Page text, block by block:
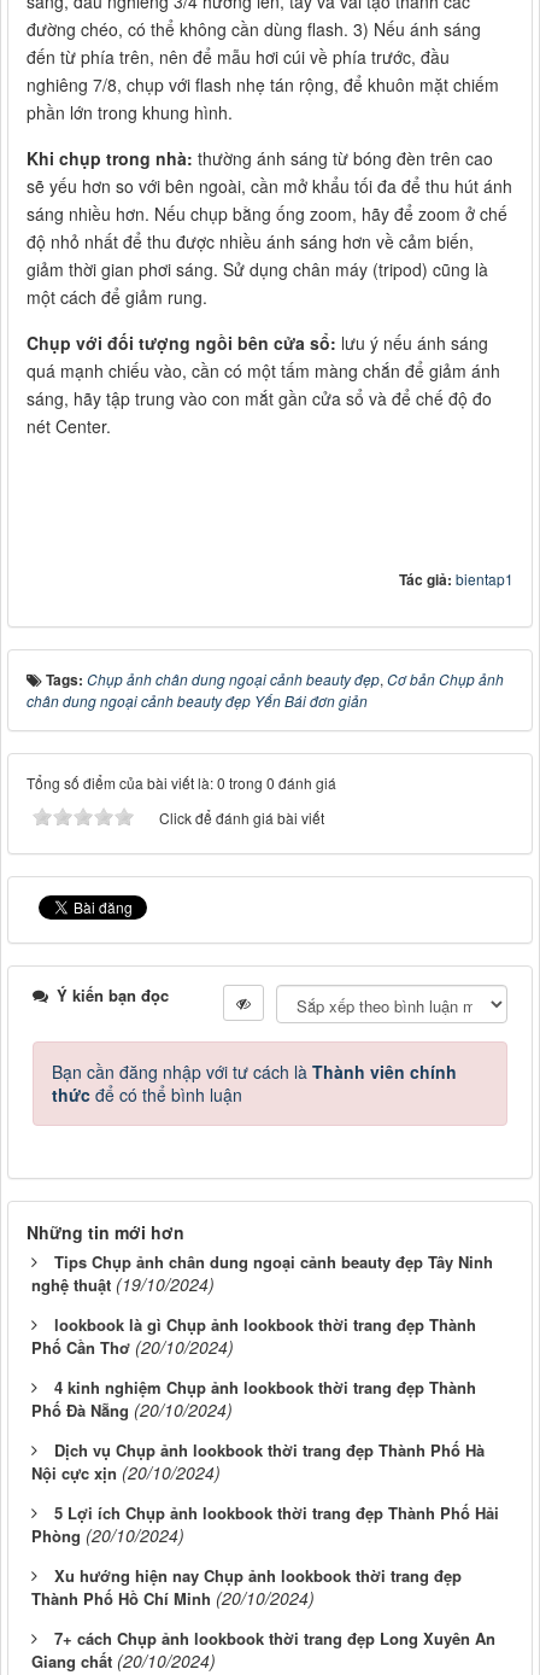
đường chéo, có thể không cần dùng flash. 3) Nếu ánh sáng
đến từ phía trên, nên để mẫu hơi cúi về phía trước, đầu
nghiêng 7/8, chụp với flash nhẹ tán rộng, để khuôn mặt chiếm
phần lớn trong khung hình.
Khi chụp trong nhà: thường ánh sáng từ bóng đèn trên cao
sẽ yếu hơn so với bên ngoài, cần mở khẩu tối đa để thu hút ánh
sáng nhiều hơn. Nếu chụp bằng ống zoom, hãy để zoom ở chế
độ nhỏ nhất để thu được nhiều ánh sáng hơn về cảm biến,
giảm thời gian phơi sáng. Sử dụng chân máy (tripod) cũng là
một cách để giảm rung.
Chụp với đối tượng ngồi bên cửa sổ: lưu ý nếu ánh sáng
quá mạnh chiếu vào, cần có một tấm màng chắn để giảm ánh
sáng, hãy tập trung vào con mắt gần cửa sổ và để chế độ đo
nét Center.
Tác giả: bientap1
Tags: Chụp ảnh chân dung ngoại cảnh beauty đẹp, Cơ bản Chụp ảnh
chân dung ngoại cảnh beauty đẹp Yến Bái đơn giản
Tổng số điểm của bài viết là: 0 trong 0 đánh giá
Click để đánh giá bài viết
Ý kiến bạn đọc
Bạn cần đăng nhập với tư cách là Thành viên chính
thức để có thể bình luận
Những tin mới hơn
Tips Chụp ảnh chân dung ngoại cảnh beauty đẹp Tây Ninh
nghệ thuật (19/10/2024)
lookbook là gì Chụp ảnh lookbook thời trang đẹp Thành
Phố Cần Thơ (20/10/2024)
4 kinh nghiệm Chụp ảnh lookbook thời trang đẹp Thành
Phố Đà Nẵng (20/10/2024)
Dịch vụ Chụp ảnh lookbook thời trang đẹp Thành Phố Hà
Nội cực xịn (20/10/2024)
5 Lợi ích Chụp ảnh lookbook thời trang đẹp Thành Phố Hải
Phòng (20/10/2024)
Xu hướng hiện nay Chụp ảnh lookbook thời trang đẹp
Thành Phố Hồ Chí Minh (20/10/2024)
7+ cách Chụp ảnh lookbook thời trang đẹp Long Xuyên An
Giang chất (20/10/2024)